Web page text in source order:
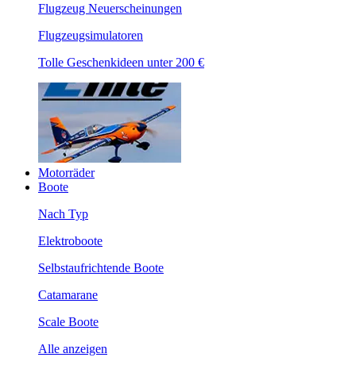
Flugzeug Neuerscheinungen
Flugzeugsimulatoren
Tolle Geschenkideen unter 200 €
Motorräder
Boote
Nach Typ
Elektroboote
Selbstaufrichtende Boote
Catamarane
Scale Boote
Alle anzeigen